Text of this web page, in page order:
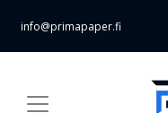
info@primapaper.fi